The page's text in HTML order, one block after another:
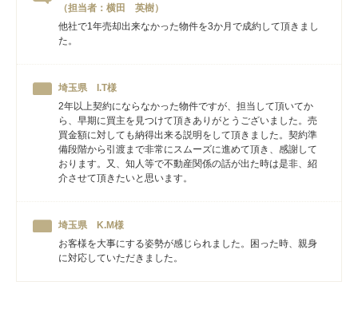
（担当者：横田 英樹）
他社で1年売却出来なかった物件を3か月で成約して頂きまし
た。
埼玉県 I.T様
2年以上契約にならなかった物件ですが、担当して頂いてか
ら、早期に買主を見つけて頂きありがとうございました。売
買金額に対しても納得出来る説明をして頂きました。契約準
備段階から引渡まで非常にスムーズに進めて頂き、感謝して
おります。又、知人等で不動産関係の話が出た時は是非、紹
介させて頂きたいと思います。
埼玉県 K.M様
お客様を大事にする姿勢が感じられました。困った時、親身
に対応していただきました。